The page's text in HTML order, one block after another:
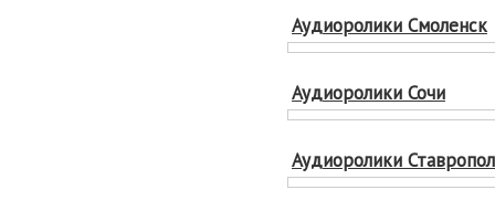
Аудиоролики Смоленск
Аудиоролики Сочи
Аудиоролики